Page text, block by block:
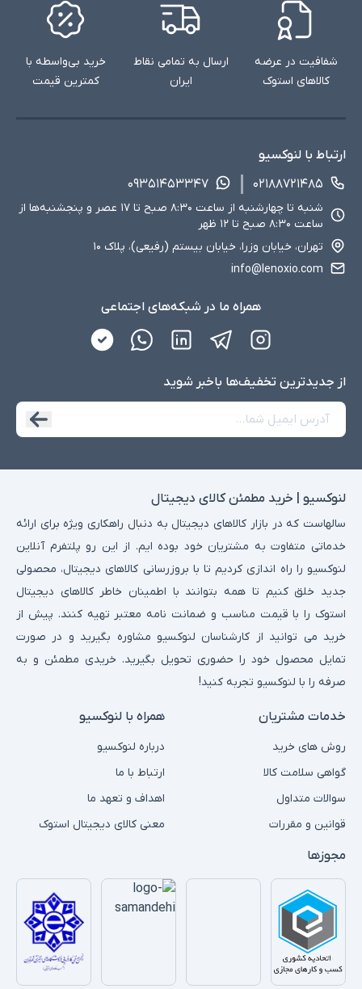
شفافیت در عرضه
کالاهای استوک
ارسال به تمامی نقاط
ایران
خرید بی‌واسطه با
کمترین قیمت
ارتباط با لنوکسیو
۰۲۱۸۸۷۲۱۴۸۵
۰۹۳۵۱۴۵۳۳۴۷
شنبه تا چهارشنبه از ساعت ۸:۳۰ صبح تا ۱۷ عصر و پنجشنبه‌ها از
ساعت ۸:۳۰ صبح تا ۱۲ ظهر
تهران، خیابان وزرا، خیابان بیستم (رفیعی)، پلاک ۱۰
info@lenoxio.com
همراه ما در شبکه‌های اجتماعی
از جدید‌ترین تخفیف‌ها با‌خبر شوید
لنوکسیو | خرید مطمئن کالای دیجیتال
سالهاست که در بازار کالاهای دیجیتال به دنبال راهکاری ویژه برای ارائه
خدماتی متفاوت به مشتریان خود بوده ایم. از این رو پلتفرم آنلاین
لنوکسیو را راه اندازی کردیم تا با بروزرسانی کالاهای دیجیتال، محصولی
جدید خلق کنیم تا همه بتوانند با اطمینان خاطر کالاهای دیجیتال
استوک را با قیمت مناسب و ضمانت نامه معتبر تهیه کنند. پیش از
خرید می توانید از کارشناسان لنوکسیو مشاوره بگیرید و در صورت
تمایل محصول خود را حضوری تحویل بگیرید. خریدی مطمئن و به
صرفه را با لنوکسیو تجربه کنید!
خدمات مشتریان
روش های خرید
گواهی سلامت کالا
سوالات متداول
قوانین و مقررات
همراه با لنوکسیو
درباره لنوکسیو
ارتباط با ما
اهداف و تعهد ما
معنی کالای دیجیتال استوک
مجوزها